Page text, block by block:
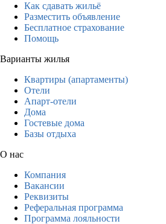
Как сдавать жильё
Разместить объявление
Бесплатное страхование
Помощь
Варианты жилья
Квартиры (апартаменты)
Отели
Апарт-отели
Дома
Гостевые дома
Базы отдыха
О нас
Компания
Вакансии
Реквизиты
Реферальная программа
Программа лояльности